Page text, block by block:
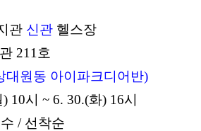
관 신관 헬스장
211 호
대원동 아이파크디어반)
) 10시 ~ 6. 30.(화) 16시
/ 선착순